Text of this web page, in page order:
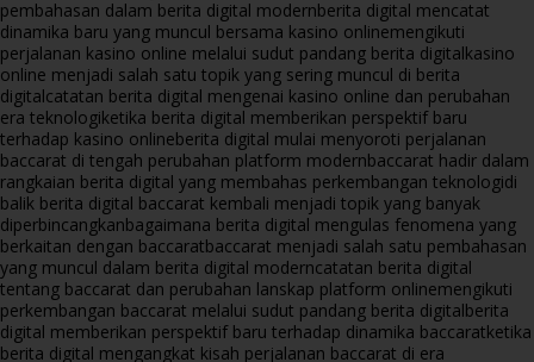
pembahasan dalam berita digital modernberita digital mencatat
dinamika baru yang muncul bersama kasino onlinemengikuti
perjalanan kasino online melalui sudut pandang berita digitalkasino
online menjadi salah satu topik yang sering muncul di berita
digitalcatatan berita digital mengenai kasino online dan perubahan
era teknologiketika berita digital memberikan perspektif baru
terhadap kasino onlineberita digital mulai menyoroti perjalanan
baccarat di tengah perubahan platform modernbaccarat hadir dalam
rangkaian berita digital yang membahas perkembangan teknologidi
balik berita digital baccarat kembali menjadi topik yang banyak
diperbincangkanbagaimana berita digital mengulas fenomena yang
berkaitan dengan baccaratbaccarat menjadi salah satu pembahasan
yang muncul dalam berita digital moderncatatan berita digital
tentang baccarat dan perubahan lanskap platform onlinemengikuti
perkembangan baccarat melalui sudut pandang berita digitalberita
digital memberikan perspektif baru terhadap dinamika baccaratketika
berita digital mengangkat kisah perjalanan baccarat di era